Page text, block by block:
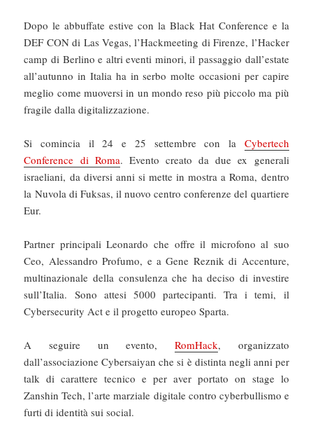
Dopo le abbuffate estive con la Black Hat Conference e la
DEF CON di Las Vegas, l’Hackmeeting di Firenze, l’Hacker
camp di Berlino e altri eventi minori, il passaggio dall’estate
all’autunno in Italia ha in serbo molte occasioni per capire
meglio come muoversi in un mondo reso più piccolo ma più
fragile dalla digitalizzazione.
Si comincia il 24 e 25 settembre con la Cybertech
Conference di Roma. Evento creato da due ex generali
israeliani, da diversi anni si mette in mostra a Roma, dentro
la Nuvola di Fuksas, il nuovo centro conferenze del quartiere
Eur.
Partner principali Leonardo che offre il microfono al suo
Ceo, Alessandro Profumo, e a Gene Reznik di Accenture,
multinazionale della consulenza che ha deciso di investire
sull’Italia. Sono attesi 5000 partecipanti. Tra i temi, il
Cybersecurity Act e il progetto europeo Sparta.
A seguire un evento, RomHack, organizzato
dall’associazione Cybersaiyan che si è distinta negli anni per
talk di carattere tecnico e per aver portato on stage lo
Zanshin Tech, l’arte marziale digitale contro cyberbullismo e
furti di identità sui social.